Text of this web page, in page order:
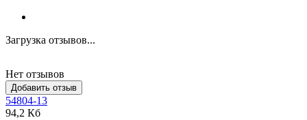
Загрузка отзывов...
Нет отзывов
Добавить отзыв
54804-13
94,2 Кб